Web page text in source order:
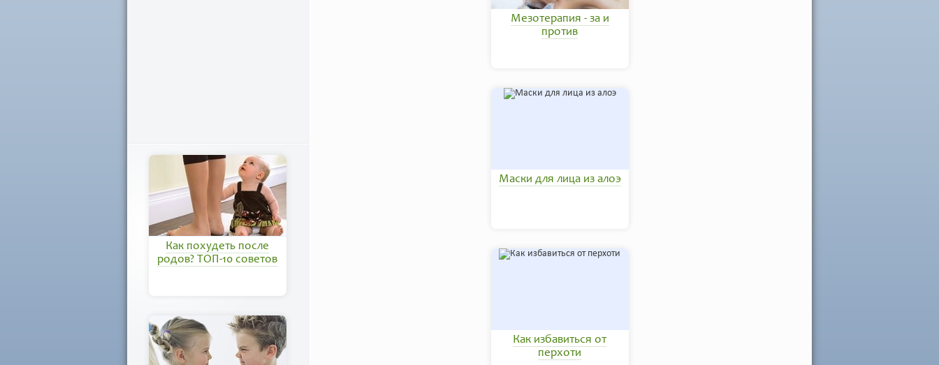
Как похудеть после
родов? ТОП-10 советов
Мезотерапия - за и
против
Маски для лица из алоэ
Как избавиться от
перхоти